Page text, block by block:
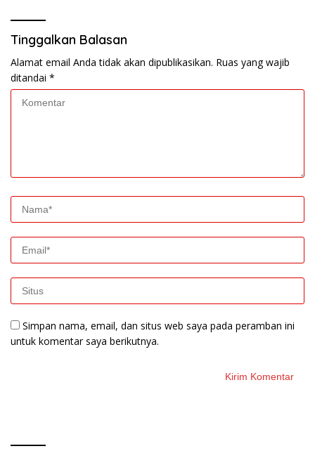
Tinggalkan Balasan
Alamat email Anda tidak akan dipublikasikan. Ruas yang wajib
ditandai *
Simpan nama, email, dan situs web saya pada peramban ini
untuk komentar saya berikutnya.